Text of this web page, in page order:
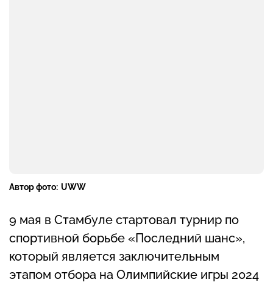
Автор фото: UWW
9 мая в Стамбуле стартовал турнир по
спортивной борьбе «Последний шанс»,
который является заключительным
этапом отбора на Олимпийские игры 2024